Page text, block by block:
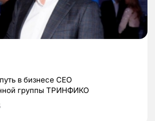
в бизнесе CEO
группы ТРИНФИКО